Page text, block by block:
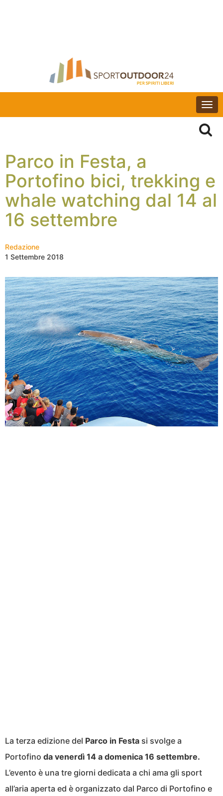
Parco in Festa, a
Portofino bici, trekking e
whale watching dal 14 al
16 settembre
Redazione
1 Settembre 2018
La terza edizione del Parco in Festa si svolge a
Portofino da venerdì 14 a domenica 16 settembre.
L’evento è una tre giorni dedicata a chi ama gli sport
all’aria aperta ed è organizzato dal Parco di Portofino e